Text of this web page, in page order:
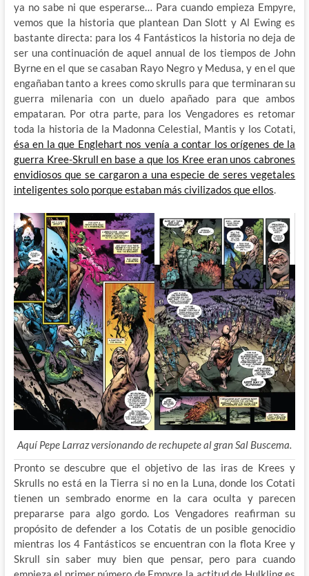
ya no sabe ni que esperarse… Para cuando empieza Empyre,
vemos que la historia que plantean Dan Slott y Al Ewing es
bastante directa: para los 4 Fantásticos la historia no deja de
ser una continuación de aquel annual de los tiempos de John
Byrne en el que se casaban Rayo Negro y Medusa, y en el que
engañaban tanto a krees como skrulls para que terminaran su
guerra milenaria con un duelo apañado para que ambos
empataran. Por otra parte, para los Vengadores es retomar
toda la historia de la Madonna Celestial, Mantis y los Cotati,
ésa en la que Englehart nos venía a contar los orígenes de la
guerra Kree-Skrull en base a que los Kree eran unos cabrones
envidiosos que se cargaron a una especie de seres vegetales
inteligentes solo porque estaban más civilizados que ellos.
Aquí Pepe Larraz versionando de rechupete al gran Sal Buscema.
Pronto se descubre que el objetivo de las iras de Krees y
Skrulls no está en la Tierra si no en la Luna, donde los Cotati
tienen un sembrado enorme en la cara oculta y parecen
prepararse para algo gordo. Los Vengadores reafirman su
propósito de defender a los Cotatis de un posible genocidio
mientras los 4 Fantásticos se encuentran con la flota Kree y
Skrull sin saber muy bien que pensar, pero para cuando